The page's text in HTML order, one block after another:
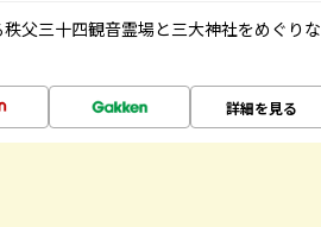
父三十四観音霊場と三大神社をめぐりな
詳細を見る